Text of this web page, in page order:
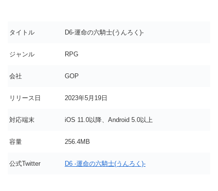
タイトル D6-運命の六騎士(うんろく)-
ジャンル RPG
会社 GOP
リリース日 2023年5月19日
対応端末 iOS 11.0以降、Android 5.0以上
容量 256.4MB
公式Twitter D6 -運命の六騎士(うんろく)-